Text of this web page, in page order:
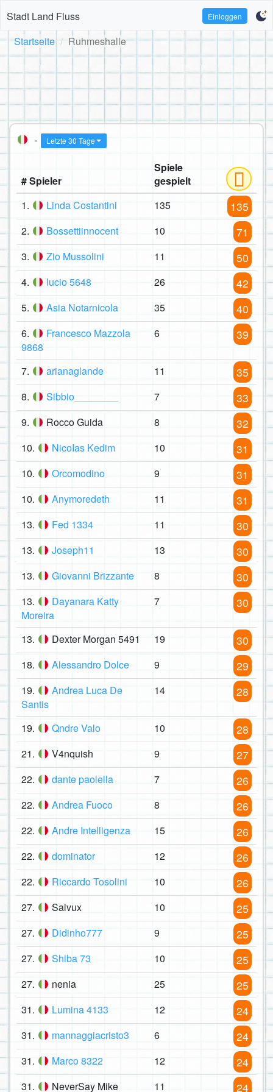
Stadt Land Fluss Einloggen
Startseite Ruhmeshalle
- Letzte 30 Tage
# Spieler
Spiele
gespielt
1.
Linda Costantini 135 135
2. Bossettiinnocent 10 71
3. Zio Mussolini 11 50
4. lucio 5648 26 42
5. Asia Notarnicola 35 40
6.
Francesco Mazzola
9868
6 39
7. arianaglande 11 35
8. Sibbio________ 7 33
9. Rocco Guida 8 32
10. NicoIas Kedim 10 31
10. Orcomodino 9 31
10. Anymoredeth 11 31
13. Fed 1334 11 30
13. Joseph11 13 30
13. Giovanni Brizzante 8 30
13.
Dayanara Katty
Moreira
7 30
13. Dexter Morgan 5491 19 30
18. Alessandro Dolce 9 29
19.
Andrea Luca De
Santis
14 28
19. Qndre Valo 10 28
21. V4nquish 9 27
22. dante paolella 7 26
22. Andrea Fuoco 8 26
22. Andre Intelligenza 15 26
22. dominator 12 26
22. Riccardo Tosolini 10 26
27. Salvux 10 25
27. Didinho777 9 25
27. Shiba 73 10 25
27. nenia 25 25
31. Lumina 4133 12 24
31. mannaggiacristo3 6 24
31. Marco 8322 12 24
31. NeverSay Mike 11 24